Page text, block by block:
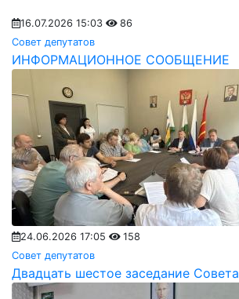
16.07.2026 15:03
86
Совет депутатов
ИНФОРМАЦИОННОЕ СООБЩЕНИЕ
24.06.2026 17:05
158
Совет депутатов
Двадцать шестое заседание Совета